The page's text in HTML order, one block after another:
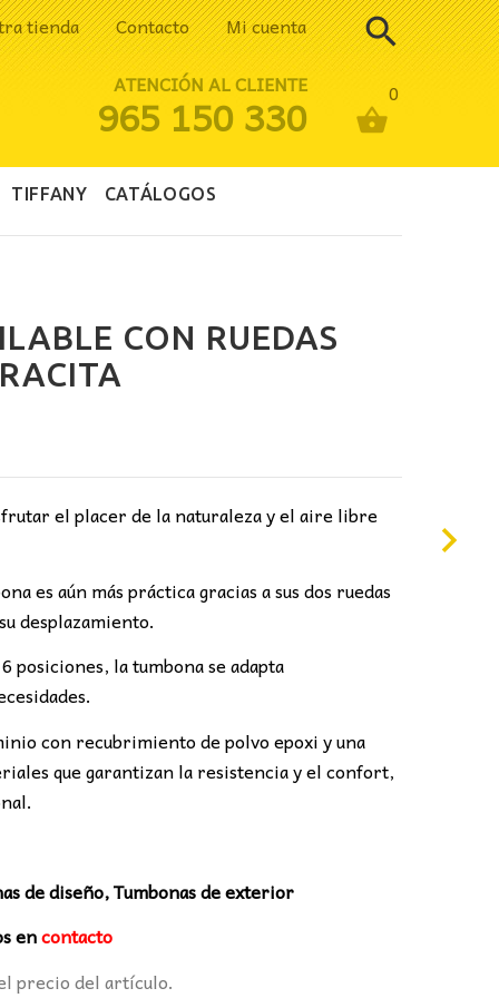
tienda Contacto Mi cuenta
0
ATENCIÓN AL CLIENTE
965 150 330
TIFFANY CATÁLOGOS
CON RUEDAS
el placer de la naturaleza y el aire libre
es aún más práctica gracias a sus dos ruedas
desplazamiento.
posiciones, la tumbona se adapta
con recubrimiento de polvo epoxi y una
que garantizan la resistencia y el confort,
de diseño, Tumbonas de exterior
encontacto
precio del artículo.